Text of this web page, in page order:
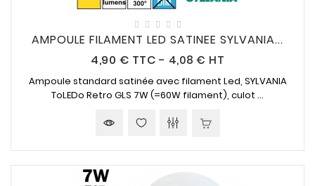
AMPOULE FILAMENT LED SATINEE SYLVANIA...
4,90 € Prix
TTC - 4,08 € HT
Ampoule standard satinée avec filament Led, SYLVANIA
ToLEDo Retro GLS 7W (=60W filament), culot ...